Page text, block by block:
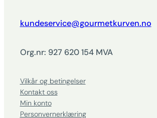
kundeservice@gourmetkurven.no
Org.nr: 927 620 154 MVA
Vilkår og betingelser
Kontakt oss
Min konto
Personvernerklæring